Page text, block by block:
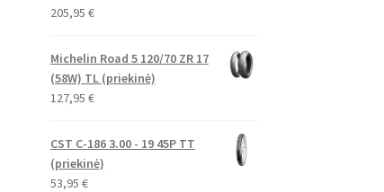
205,95 €
Michelin Road 5 120/70 ZR 17
(58W) TL (priekinė)
127,95 €
CST C-186 3.00 - 19 45P TT
(priekinė)
53,95 €